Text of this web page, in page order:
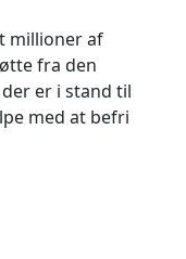
millioner af
fra den
er i stand til
med at befri